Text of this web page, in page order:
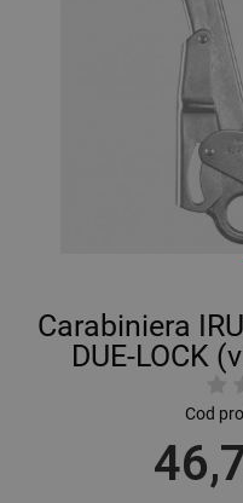
Carabiniera
DUE-LOCK
Cod